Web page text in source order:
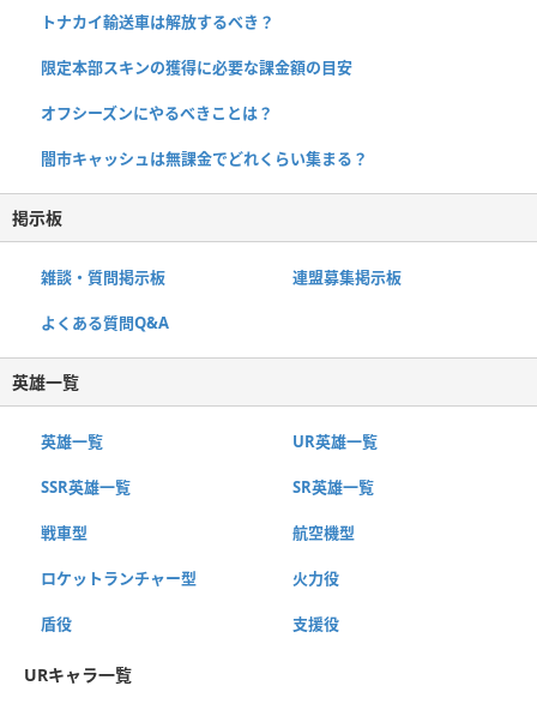
トナカイ輸送車は解放するべき？
限定本部スキンの獲得に必要な課金額の目安
オフシーズンにやるべきことは？
闇市キャッシュは無課金でどれくらい集まる？
掲示板
雑談・質問掲示板 連盟募集掲示板
よくある質問Q&A
英雄一覧
英雄一覧 UR英雄一覧
SSR英雄一覧 SR英雄一覧
戦車型 航空機型
ロケットランチャー型 火力役
盾役 支援役
URキャラ一覧